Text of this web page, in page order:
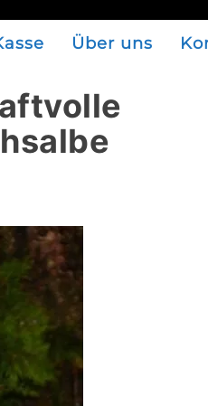
Über uns